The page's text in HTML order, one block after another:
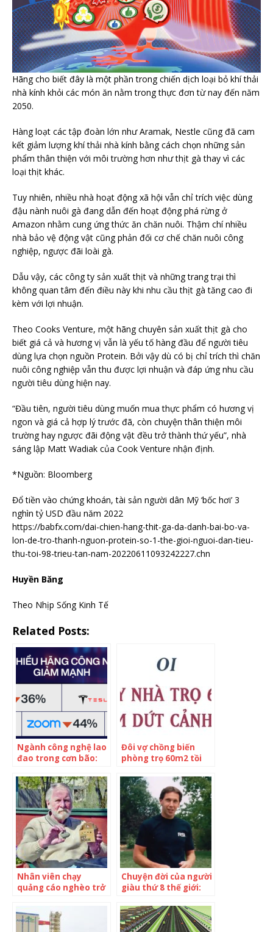
Hãng cho biết đây là một phần trong chiến dịch loại bỏ khí thải
nhà kính khỏi các món ăn nằm trong thực đơn từ nay đến năm
2050.
Hàng loạt các tập đoàn lớn như Aramak, Nestle cũng đã cam
kết giảm lượng khí thải nhà kính bằng cách chọn những sản
phẩm thân thiện với môi trường hơn như thịt gà thay vì các
loại thịt khác.
Tuy nhiên, nhiều nhà hoạt động xã hội vẫn chỉ trích việc dùng
đậu nành nuôi gà đang dẫn đến hoạt động phá rừng ở
Amazon nhằm cung ứng thức ăn chăn nuôi. Thậm chí nhiều
nhà bảo vệ động vật cũng phản đối cơ chế chăn nuôi công
nghiệp, ngược đãi loài gà.
Dẫu vậy, các công ty sản xuất thịt và những trang trại thì
không quan tâm đến điều này khi nhu cầu thịt gà tăng cao đi
kèm với lợi nhuận.
Theo Cooks Venture, một hãng chuyên sản xuất thịt gà cho
biết giá cả và hương vị vẫn là yếu tố hàng đầu để người tiêu
dùng lựa chọn nguồn Protein. Bởi vậy dù có bị chỉ trích thì chăn
nuôi công nghiệp vẫn thu được lợi nhuận và đáp ứng nhu cầu
người tiêu dùng hiện nay.
“Đầu tiên, người tiêu dùng muốn mua thực phẩm có hương vị
ngon và giá cả hợp lý trước đã, còn chuyện thân thiện môi
trường hay ngược đãi động vật đều trở thành thứ yếu”, nhà
sáng lập Matt Wadiak của Cook Venture nhận định.
*Nguồn: Bloomberg
Đổ tiền vào chứng khoán, tài sản người dân Mỹ ‘bốc hơi’ 3
nghìn tỷ USD đầu năm 2022
https://babfx.com/dai-chien-hang-thit-ga-da-danh-bai-bo-va-
lon-de-tro-thanh-nguon-protein-so-1-the-gioi-nguoi-dan-tieu-
thu-toi-98-trieu-tan-nam-20220611093242227.chn
Huyền Băng
Theo Nhịp Sống Kinh Tế
Related Posts:
Ngành công nghệ lao
đao trong cơn bão:
giảm tới 76%, nguồn
tiền cạn kiệt sắp dẫn
tới sự sụp đổ quy mô
lớn nhưng ít người
chịu thừa nhận
Đôi vợ chồng biến
phòng trọ 60m2 tồi
mặt đất” chỉ với 500
triệu VNĐ: “Đừng chờ
tiết kiệm, hãy mạnh
dạn vay tiền làm
nhà”
Nhân viên chạy
quảng cáo nghèo trở
đi… bán đá: Thương
vụ để đời bắt nguồn
Chuyện đời của người
giàu thứ 8 thế giới:
thân, 2 lần bỏ đại học
vì nghèo, 49 tuổi mới